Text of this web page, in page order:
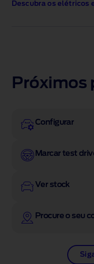
Descubra os elétricos
Próximos
Configurar
Marcar test
Ver stock
Procure o seu